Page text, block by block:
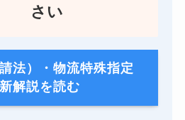
さい
法）・物流特殊指定
解説を読む